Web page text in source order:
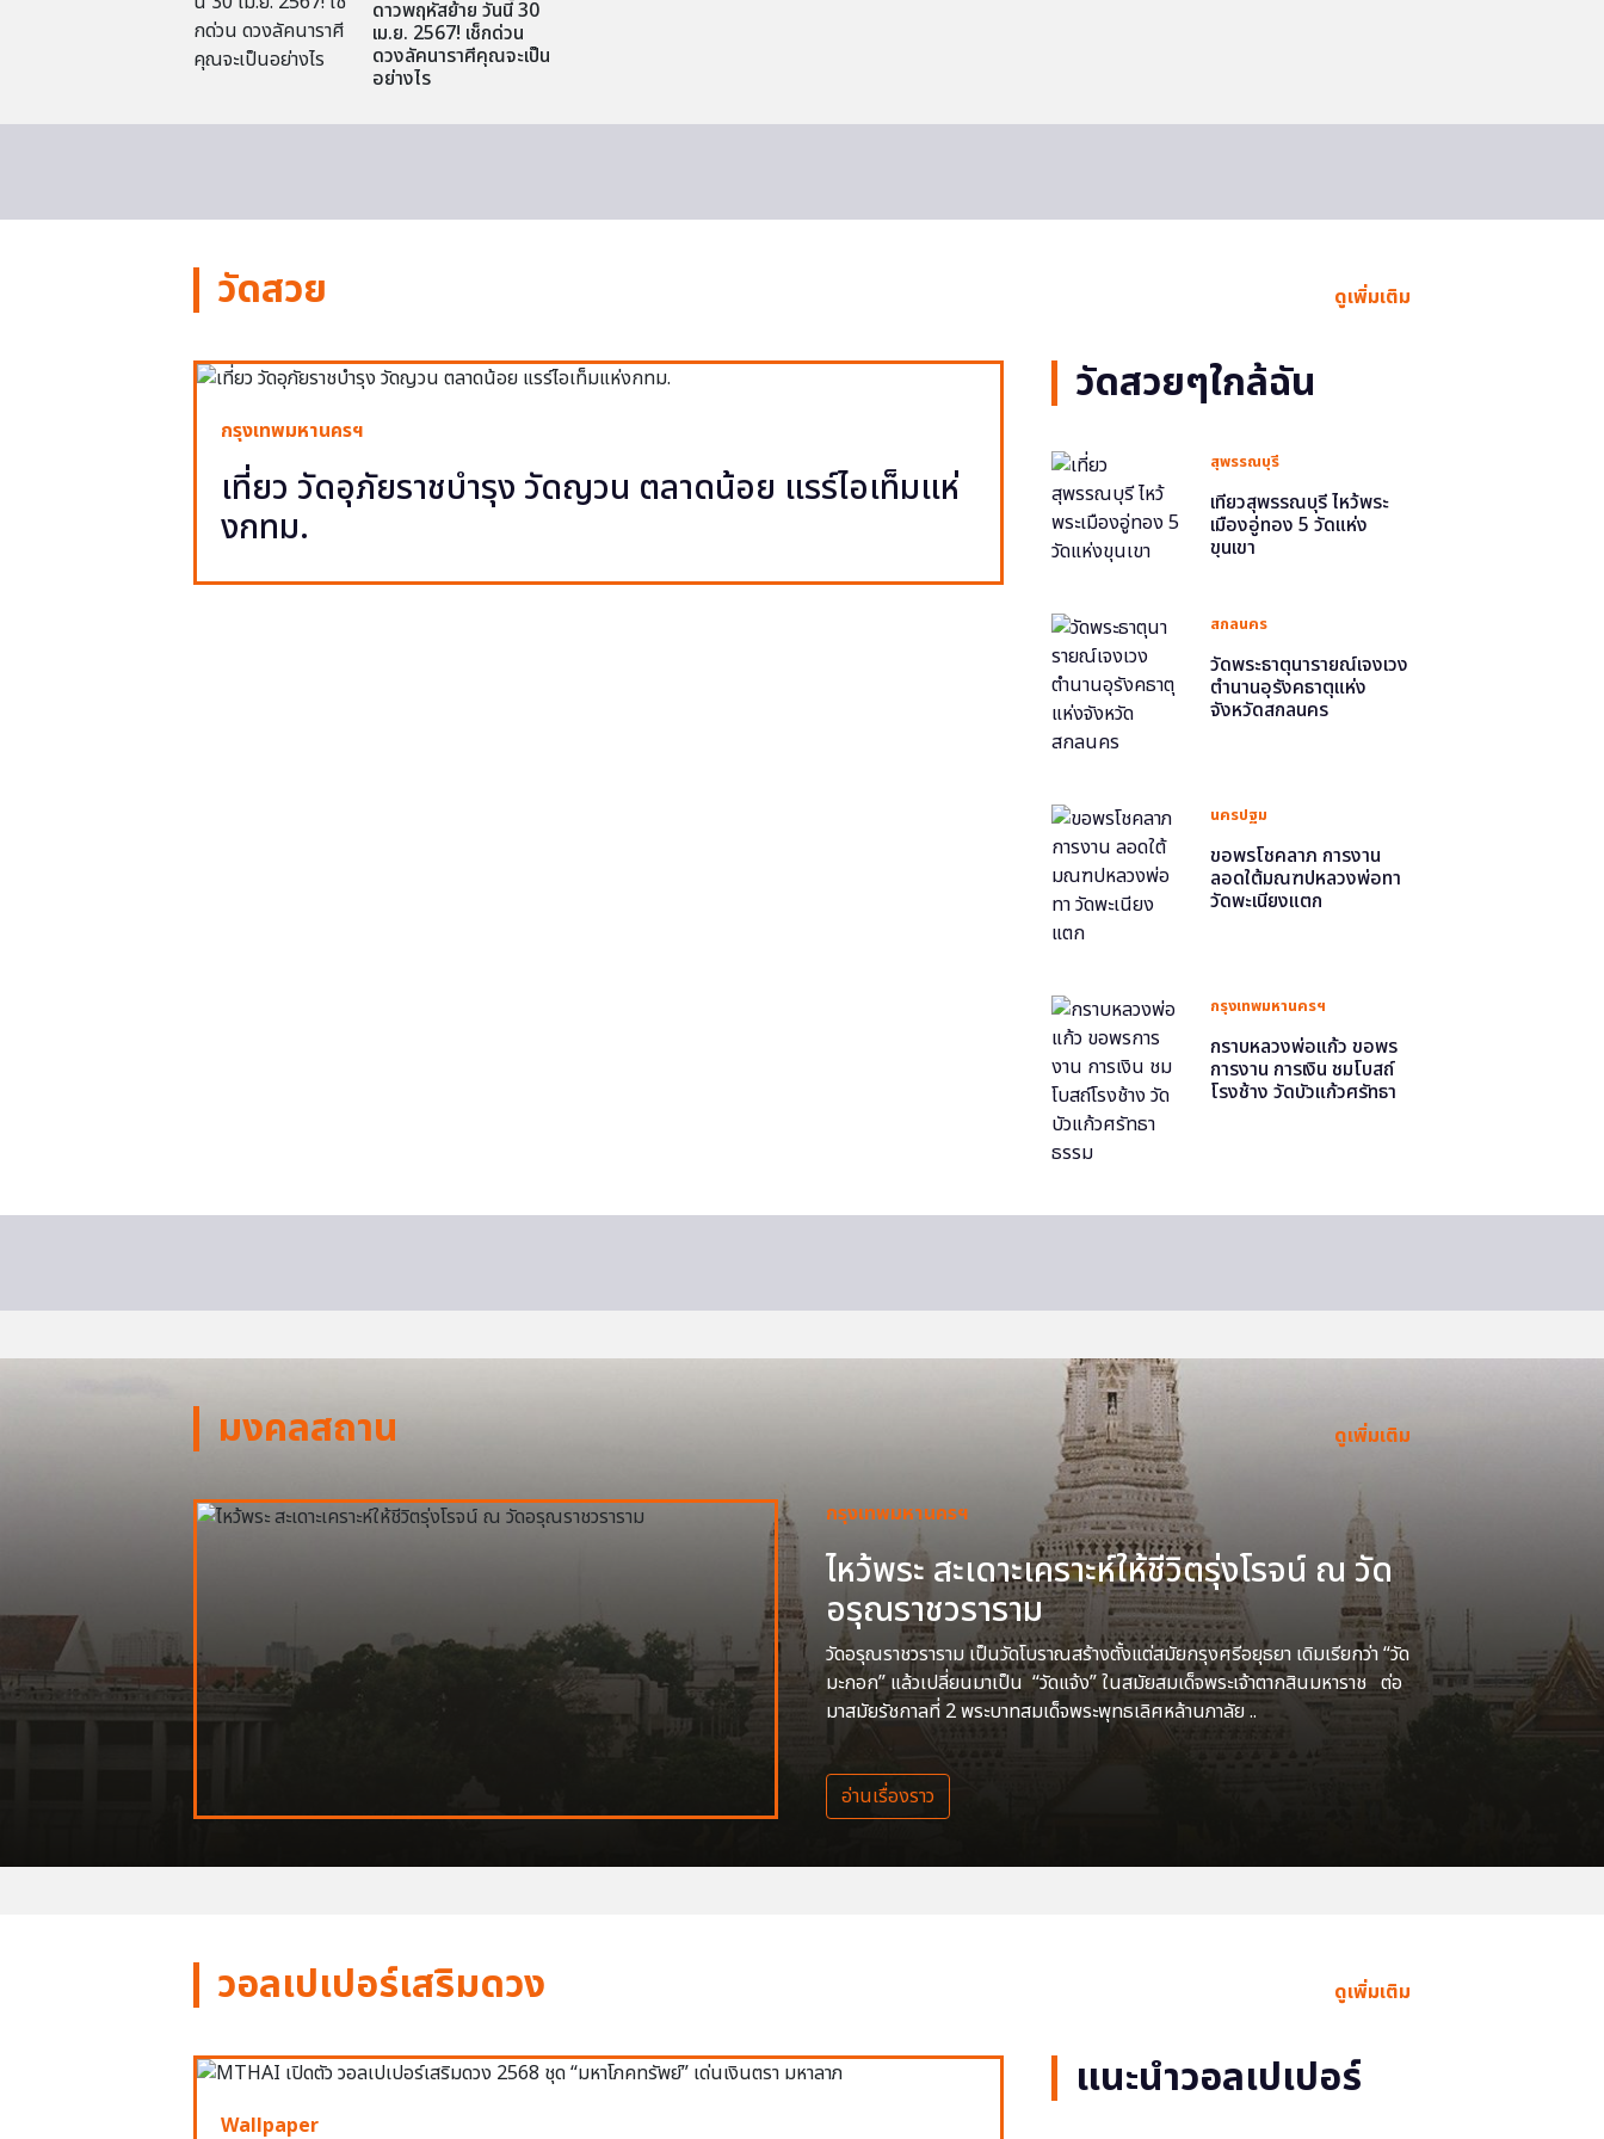
ดาวพฤหัสย้าย วันนี้ 30
เม.ย. 2567! เช็กด่วน
ดวงลัคนาราศีคุณจะเป็น
อย่างไร
วัดสวย ดูเพิ่มเติม
กรุงเทพมหานครฯ
เที่ยว วัดอุภัยราชบำรุง วัดญวน ตลาดน้อย แรร์ไอเท็มแห่
งกทม.
วัดสวยๆใกล้ฉัน
สุพรรณบุรี
เที่ยวสุพรรณบุรี ไหว้พระ
เมืองอู่ทอง 5 วัดแห่ง
ขุนเขา
สกลนคร
วัดพระธาตุนารายณ์เจงเวง
ตำนานอุรังคธาตุแห่ง
จังหวัดสกลนคร
นครปฐม
ขอพรโชคลาภ การงาน
ลอดใต้มณฑปหลวงพ่อทา
วัดพะเนียงแตก
กรุงเทพมหานครฯ
กราบหลวงพ่อแก้ว ขอพร
การงาน การเงิน ชมโบสถ์
โรงช้าง วัดบัวแก้วศรัทธา
มงคลสถาน ดูเพิ่มเติม
กรุงเทพมหานครฯ
ไหว้พระ สะเดาะเคราะห์ให้ชีวิตรุ่งโรจน์ ณ วัด
อรุณราชวราราม
วัดอรุณราชวราราม เป็นวัดโบราณสร้างตั้งแต่สมัยกรุงศรีอยุธยา เดิมเรียกว่า “วัด
มะกอก” แล้วเปลี่ยนมาเป็น “วัดแจ้ง” ในสมัยสมเด็จพระเจ้าตากสินมหาราช ต่อ
มาสมัยรัชกาลที่ 2 พระบาทสมเด็จพระพุทธเลิศหล้านภาลัย ..
อ่านเรื่องราว
วอลเปเปอร์เสริมดวง ดูเพิ่มเติม
Wallpaper
แนะนำวอลเปเปอร์